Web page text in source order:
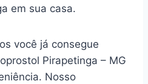
em sua casa.
você já consegue
Pirapetinga – MG
Nosso